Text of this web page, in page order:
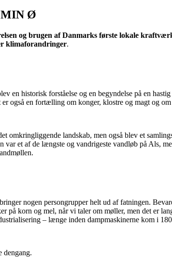
MIN Ø
og brugen af Danmarks første lokale
klimaforandringer.
historisk forståelse og en begyndelse på en
også en fortælling om konger, klostre og magt og
omkringliggende landskab, men også blev et
et af de længste og vandrigeste vandløb på Als,
nogen persongrupper helt ud af fatningen.
på korn og mel, når vi taler om møller, men det er
– længe inden dampmaskinerne kom i
dengang.